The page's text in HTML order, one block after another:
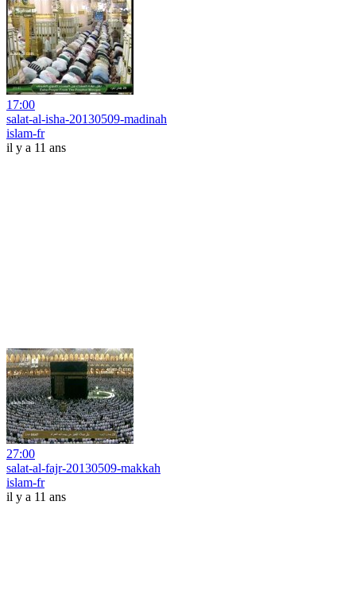
17:00
salat-al-isha-20130509-madinah
islam-fr
il y a 11 ans
27:00
salat-al-fajr-20130509-makkah
islam-fr
il y a 11 ans